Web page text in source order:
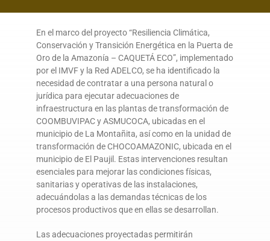
DONA AQUÍ
En el marco del proyecto “Resiliencia Climática,
Conservación y Transición Energética en la Puerta de
Oro de la Amazonía – CAQUETÁ ECO”, implementado
por el IMVF y la Red ADELCO, se ha identificado la
necesidad de contratar a una persona natural o
jurídica para ejecutar adecuaciones de
infraestructura en las plantas de transformación de
COOMBUVIPAC y ASMUCOCA, ubicadas en el
municipio de La Montañita, así como en la unidad de
transformación de CHOCOAMAZONIC, ubicada en el
municipio de El Paujil. Estas intervenciones resultan
esenciales para mejorar las condiciones físicas,
sanitarias y operativas de las instalaciones,
adecuándolas a las demandas técnicas de los
procesos productivos que en ellas se desarrollan.
Las adecuaciones proyectadas permitirán